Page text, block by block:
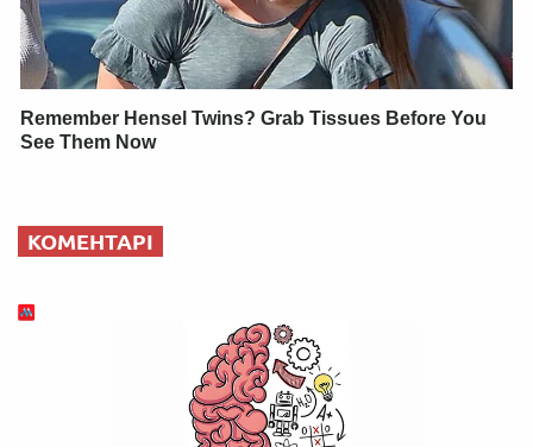
Remember Hensel Twins? Grab Tissues Before You
See Them Now
КОМЕНТАРІ